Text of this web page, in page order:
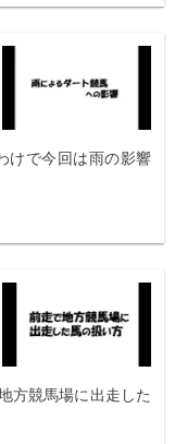
けで今回は雨の影響
方競馬場に出走した